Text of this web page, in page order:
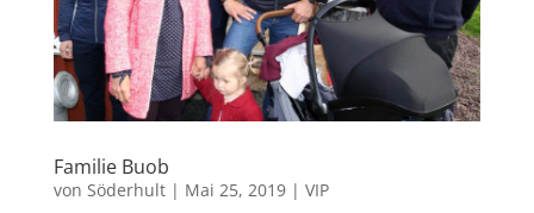
Familie Buob
von Söderhult| Mai 25, 2019| VIP